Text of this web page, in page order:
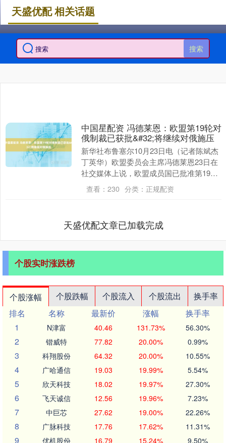
搜索
天盛优配 相关话题
中国星配资 冯德莱恩：欧盟第19轮对
俄制裁已获批&#32;将继续对俄施压
新华社布鲁塞尔10月23日电（记者陈斌杰
丁英华）欧盟委员会主席冯德莱恩23日在
社交媒体上说，欧盟成员国已批准第19轮
对俄制裁中国星配资，欧盟将继续对俄罗
斯施加....
查看： 230 分类： 正规配资
天盛优配文章已加载完成
个股实时涨跌榜
个股涨幅 个股跌幅 个股流入 个股流出
换手率
排名
名称 最新价 涨幅
换手率
1
N津富 40.46 131.73% 56.30%
2 锴威特 77.82 20.00% 0.99%
3 科翔股份 64.32 20.00% 10.55%
4 广哈通信 19.03 19.99% 5.54%
5 欣天科技 18.02 19.97% 27.30%
6 飞天诚信 12.56 19.96% 7.23%
7 中巨芯 27.62 19.00% 22.26%
8 广脉科技 17.76 17.62% 11.31%
9 优机股份 16.79 15.24% 9.50%